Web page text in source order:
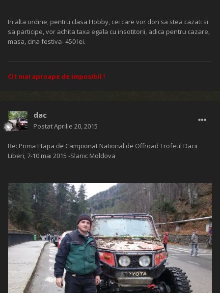
In alta ordine, pentru clasa Hobby, cei care vor dori sa stea cazati si
sa participe, vor achita taxa egala cu insotitorii, adica pentru cazare,
masa, cina festiva- 450 lei.
Cit mai aproape de imposibil !
dac
PostatAprilie 20, 2015
Re: Prima Etapa de Campionat National de Offroad Trofeul Dacii
Liberi, 7-10 mai 2015 -Slanic Moldova